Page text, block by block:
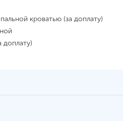
кроватью (за доплату)
доплату)